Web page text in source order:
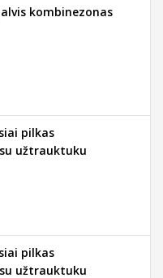
kombinezonas
pilkas
užtrauktuku
pilkas
užtrauktuku